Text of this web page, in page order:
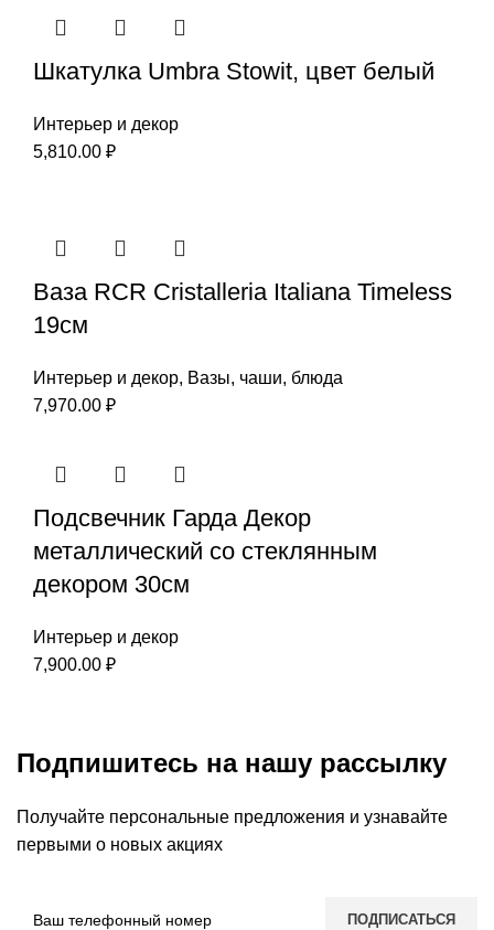
Шкатулка Umbra Stowit, цвет белый
Интерьер и декор
5,810.00 ₽
Ваза RCR Cristalleria Italiana Timeless
19см
Интерьер и декор, Вазы, чаши, блюда
7,970.00 ₽
Подсвечник Гарда Декор
металлический со стеклянным
декором 30см
Интерьер и декор
7,900.00 ₽
Подпишитесь на нашу рассылку
Получайте персональные предложения и узнавайте
первыми о новых акциях